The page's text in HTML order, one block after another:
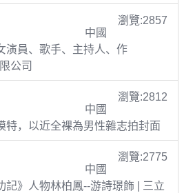
瀏覽:2857
中國
演員、歌手、主持人、作
公司
瀏覽:2812
中國
特，以近全裸為男性雜志拍封面
瀏覽:2775
中國
記》人物林柏鳳--游詩璟飾 | 三立